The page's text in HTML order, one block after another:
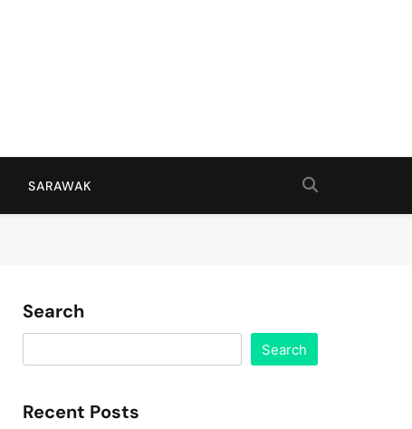
SARAWAK
Search
Search
Recent Posts